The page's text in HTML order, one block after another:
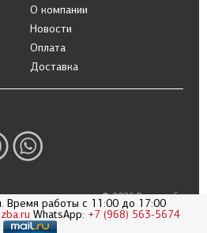
О компании
Новости
Оплата
Доставка
© 2026 Радиоизба
Политика в отношении обработки
персональных данных
Время работы с 11:00 до 17:00
WhatsApp: +7 (968) 563-5674